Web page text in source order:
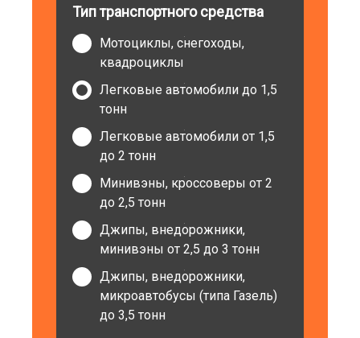
Тип транспортного средства
Мотоциклы, снегоходы,
квадроциклы
Легковые автомобили до 1,5
тонн
Легковые автомобили от 1,5
до 2 тонн
Минивэны, кроссоверы от 2
до 2,5 тонн
Джипы, внедорожники,
минивэны от 2,5 до 3 тонн
Джипы, внедорожники,
микроавтобусы (типа Газель)
до 3,5 тонн